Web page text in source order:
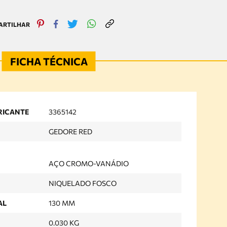
3365142
GEDORE RED
AÇO CROMO-VANÁDIO
NIQUELADO FOSCO
130 MM
0.030 KG